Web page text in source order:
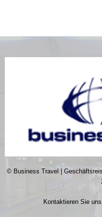
© Business Travel |
Kontaktieren Sie